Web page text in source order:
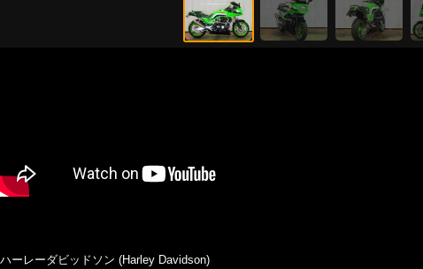
ハーレーダビッドソン (Harley Davidson)